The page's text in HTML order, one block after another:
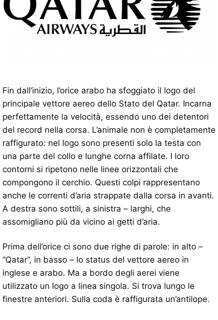
Fin dall’inizio, l’orice arabo ha sfoggiato il logo del
principale vettore aereo dello Stato del Qatar. Incarna
perfettamente la velocità, essendo uno dei detentori
del record nella corsa. L’animale non è completamente
raffigurato: nel logo sono presenti solo la testa con
una parte del collo e lunghe corna affilate. I loro
contorni si ripetono nelle linee orizzontali che
compongono il cerchio. Questi colpi rappresentano
anche le correnti d’aria strappate dalla corsa in avanti.
A destra sono sottili, a sinistra – larghi, che
assomigliano più da vicino ai getti d’aria.
Prima dell’orice ci sono due righe di parole: in alto –
“Qatar”, in basso – lo status del vettore aereo in
inglese e arabo. Ma a bordo degli aerei viene
utilizzato un logo a linea singola. Si trova lungo le
finestre anteriori. Sulla coda è raffigurata un’antilope.